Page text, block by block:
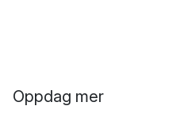
Oppdag mer